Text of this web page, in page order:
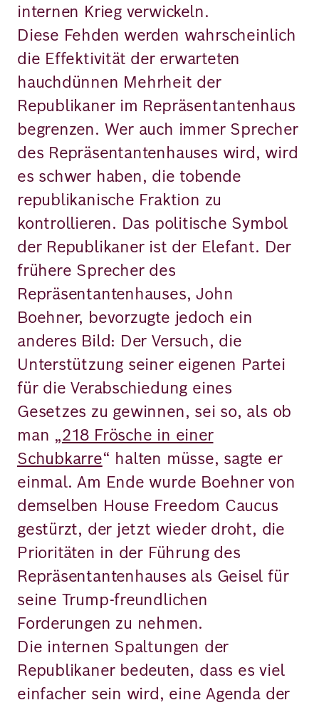
internen Krieg verwickeln.
Diese Fehden werden wahrscheinlich
die Effektivität der erwarteten
hauchdünnen Mehrheit der
Republikaner im Repräsentantenhaus
begrenzen. Wer auch immer Sprecher
des Repräsentantenhauses wird, wird
es schwer haben, die tobende
republikanische Fraktion zu
kontrollieren. Das politische Symbol
der Republikaner ist der Elefant. Der
frühere Sprecher des
Repräsentantenhauses, John
Boehner, bevorzugte jedoch ein
anderes Bild: Der Versuch, die
Unterstützung seiner eigenen Partei
für die Verabschiedung eines
Gesetzes zu gewinnen, sei so, als ob
man „218 Frösche in einer
Schubkarre“ halten müsse, sagte er
einmal. Am Ende wurde Boehner von
demselben House Freedom Caucus
gestürzt, der jetzt wieder droht, die
Prioritäten in der Führung des
Repräsentantenhauses als Geisel für
seine Trump-freundlichen
Forderungen zu nehmen.
Die internen Spaltungen der
Republikaner bedeuten, dass es viel
einfacher sein wird, eine Agenda der